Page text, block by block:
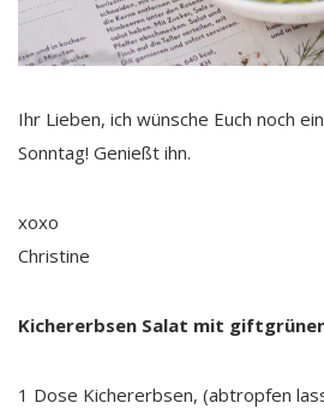
Ihr Lieben, ich wünsche Euch noch
Sonntag! Genießt ihn.
xoxo
Christine
Kichererbsen Salat mit
1 Dose Kichererbsen, (abtropfen